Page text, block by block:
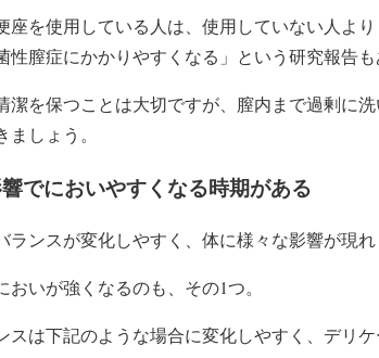
座を使用している人は、使用していない人よ
性膣症にかかりやすくなる 」という研究報告も
潔を保つことは大切ですが、膣内まで過剰に
しょう。
でにおいやすくなる時期がある
ンスが変化しやすく、体に様々な影響が現れ
いが強くなるのも、その1つ。
スは下記のような場合に変化しやすく、デリ